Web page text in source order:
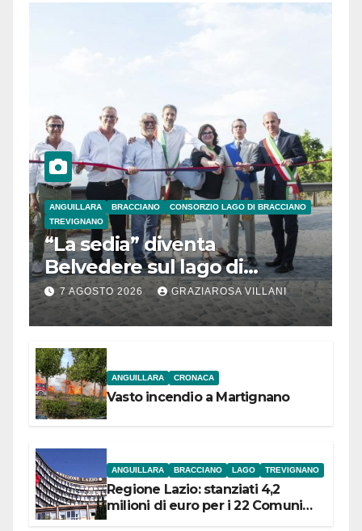
ANGUILLARA BRACCIANO
CONSORZIO LAGO DI BRACCIANO
TREVIGNANO
“La sedia” diventa
Belvedere sul lago di
Bracciano: ieri
l’inaugurazione
7 AGOSTO 2026 GRAZIAROSA VILLANI
ANGUILLARA CRONACA
Vasto incendio a Martignano
ANGUILLARA BRACCIANO LAGO TREVIGNANO
Regione Lazio: stanziati 4,2
milioni di euro per i 22 Comuni